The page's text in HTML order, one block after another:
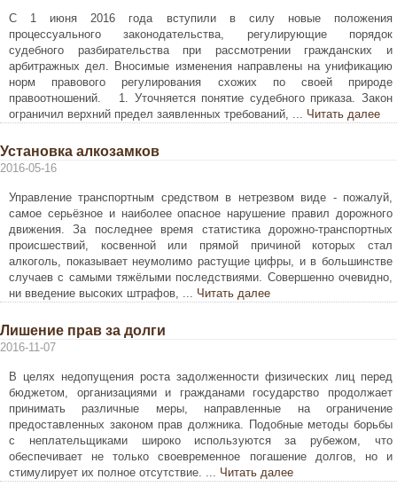
С 1 июня 2016 года вступили в силу новые положения
процессуального законодательства, регулирующие порядок
судебного разбирательства при рассмотрении гражданских и
арбитражных дел. Вносимые изменения направлены на унификацию
норм правового регулирования схожих по своей природе
правоотношений. 1. Уточняется понятие судебного приказа. Закон
ограничил верхний предел заявленных требований, ... Читать далее
Установка алкозамков
2016-05-16
Управление транспортным средством в нетрезвом виде - пожалуй,
самое серьёзное и наиболее опасное нарушение правил дорожного
движения. За последнее время статистика дорожно-транспортных
происшествий, косвенной или прямой причиной которых стал
алкоголь, показывает неумолимо растущие цифры, и в большинстве
случаев с самыми тяжёлыми последствиями. Совершенно очевидно,
ни введение высоких штрафов, ... Читать далее
Лишение прав за долги
2016-11-07
В целях недопущения роста задолженности физических лиц перед
бюджетом, организациями и гражданами государство продолжает
принимать различные меры, направленные на ограничение
предоставленных законом прав должника. Подобные методы борьбы
с неплательщиками широко используются за рубежом, что
обеспечивает не только своевременное погашение долгов, но и
стимулирует их полное отсутствие. ... Читать далее